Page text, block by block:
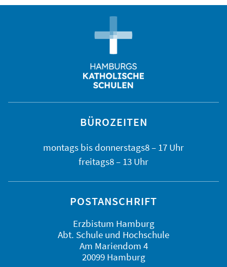
BÜROZEITEN
montags bis donnerstags8 – 17 Uhr
freitags8 – 13 Uhr
POSTANSCHRIFT
Erzbistum Hamburg
Abt. Schule und Hochschule
Am Mariendom 4
20099 Hamburg